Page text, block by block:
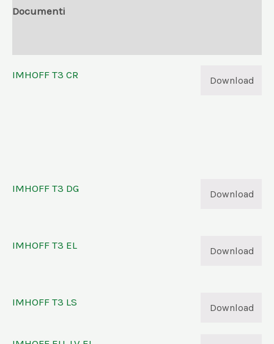
Documenti
IMHOFF T3 CR Download
IMHOFF T3 DG Download
IMHOFF T3 EL Download
IMHOFF T3 LS Download